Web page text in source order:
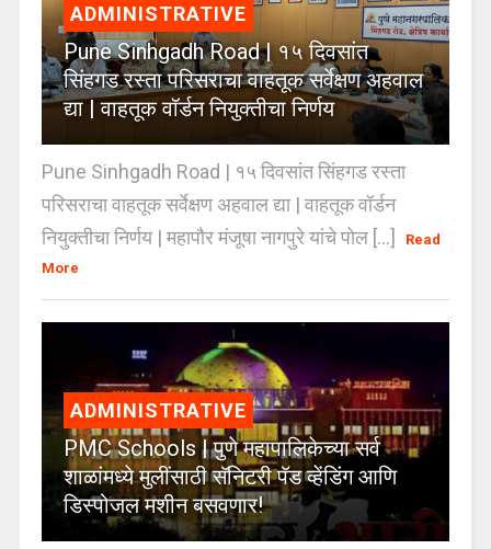
ADMINISTRATIVE
Pune Sinhgadh Road | १५ दिवसांत
सिंहगड रस्ता परिसराचा वाहतूक सर्वेक्षण अहवाल
द्या | वाहतूक वॉर्डन नियुक्तीचा निर्णय
Pune Sinhgadh Road | १५ दिवसांत सिंहगड रस्ता
परिसराचा वाहतूक सर्वेक्षण अहवाल द्या | वाहतूक वॉर्डन
नियुक्तीचा निर्णय | महापौर मंजूषा नागपुरे यांचे पोल [...]
Read
More
ADMINISTRATIVE
PMC Schools | पुणे महापालिकेच्या सर्व
शाळांमध्ये मुलींसाठी सॅनिटरी पॅड व्हेंडिंग आणि
डिस्पोजल मशीन बसवणार!